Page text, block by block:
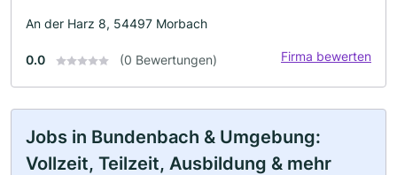
An der Harz 8, 54497 Morbach
0.0 (0 Bewertungen) Firma bewerten
Jobs in Bundenbach & Umgebung:
Vollzeit, Teilzeit, Ausbildung & mehr